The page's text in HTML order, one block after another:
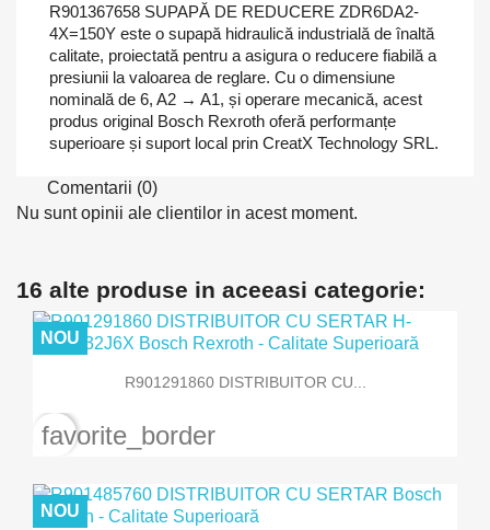
R901367658 SUPAPĂ DE REDUCERE ZDR6DA2-
4X=150Y este o supapă hidraulică industrială de înaltă
calitate, proiectată pentru a asigura o reducere fiabilă a
presiunii la valoarea de reglare. Cu o dimensiune
nominală de 6, A2 → A1, și operare mecanică, acest
produs original Bosch Rexroth oferă performanțe
superioare și suport local prin CreatX Technology SRL.
Comentarii (0)
Nu sunt opinii ale clientilor in acest moment.
16 alte produse in aceeasi categorie:
R901291860 DISTRIBUITOR CU...
NOU
favorite_border
NOU